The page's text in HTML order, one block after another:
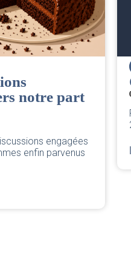
du CSE de juillet
FO Corsair. ...